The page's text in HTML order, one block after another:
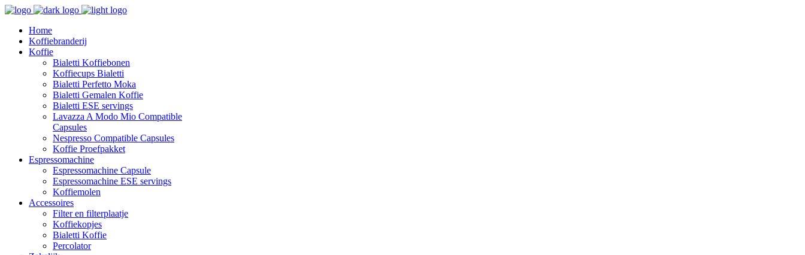
Home
Koffiebranderij
Koffie
Bialetti Koffiebonen
Koffiecups Bialetti
Bialetti Perfetto Moka
Bialetti Gemalen Koffie
Bialetti ESE servings
Lavazza A Modo Mio Compatible
Capsules
Nespresso Compatible Capsules
Koffie Proefpakket
Espressomachine
Espressomachine Capsule
Espressomachine ESE servings
Koffiemolen
Accessoires
Filter en filterplaatje
Koffiekopjes
Bialetti Koffie
Percolator